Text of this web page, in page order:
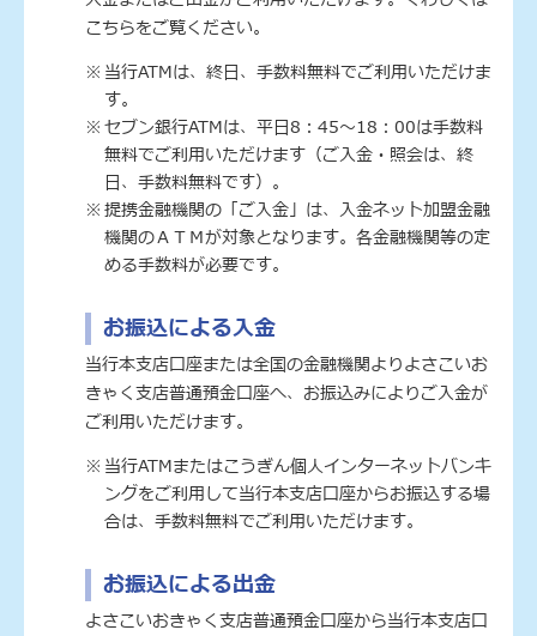
こちらをご覧ください。
当行ATMは、終日、手数料無料でご利用いただけま
す。
セブン銀行ATMは、平日8：45～18：00は手数料
無料でご利用いただけます（ご入金・照会は、終
日、手数料無料です）。
提携金融機関の「ご入金」は、入金ネット加盟金融
機関のＡＴＭが対象となります。各金融機関等の定
める手数料が必要です。
お振込による入金
当行本支店口座または全国の金融機関よりよさこいお
きゃく支店普通預金口座へ、お振込みによりご入金が
ご利用いただけます。
当行ATMまたはこうぎん個人インターネットバンキ
ングをご利用して当行本支店口座からお振込する場
合は、手数料無料でご利用いただけます。
お振込による出金
よさこいおきゃく支店普通預金口座から当行本支店口